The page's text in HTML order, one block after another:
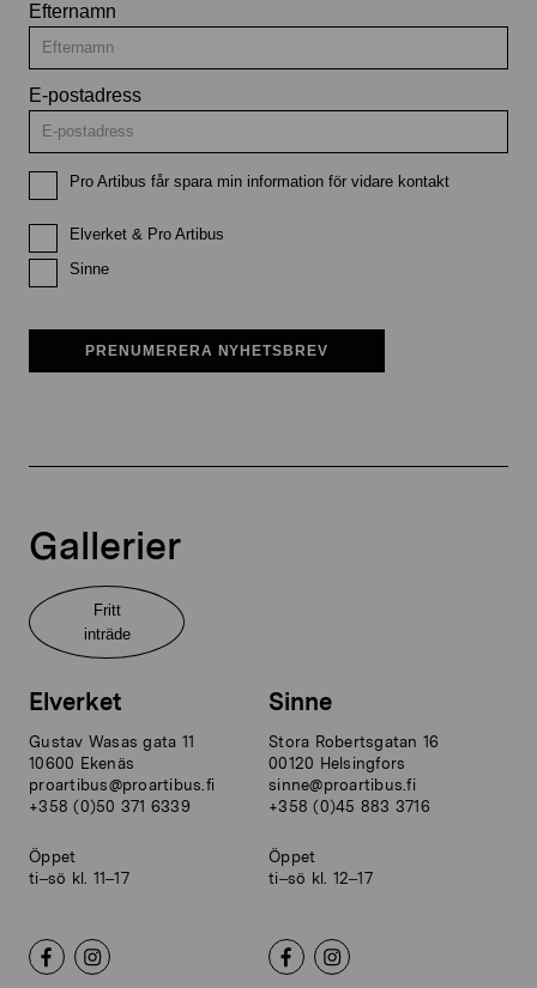
Efternamn
E-postadress
Pro Artibus får spara min information för vidare kontakt
Elverket & Pro Artibus
Sinne
PRENUMERERA NYHETSBREV
Gallerier
Fritt
inträde
Elverket
Gustav Wasas gata 11
10600 Ekenäs
proartibus@proartibus.fi
+358 (0)50 371 6339
Öppet
ti–sö kl. 11–17
Sinne
Stora Robertsgatan 16
00120 Helsingfors
sinne@proartibus.fi
+358 (0)45 883 3716
Öppet
ti–sö kl. 12–17